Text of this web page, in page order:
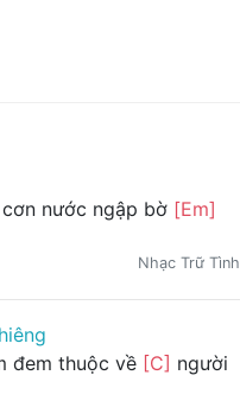
cơn nước ngập bờ [Em]
Nhạc Trữ Tình
đem thuộc về [C] người